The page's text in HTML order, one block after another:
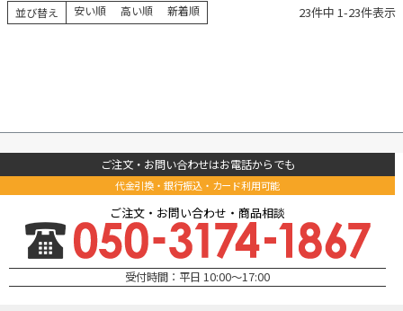
並び替え 安い順 高い順 新着順 23件中 1-23件表示
ご注文・お問い合わせはお電話からでも
代金引換・銀行振込・カード利用可能
ご注文・お問い合わせ・商品相談
受付時間：平日 10:00～17:00